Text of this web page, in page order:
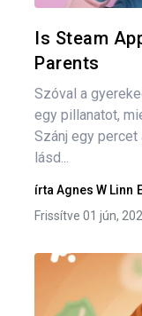
Is Steam
Parents
Szóval a
egy pillanatot,
Szánj egy
lásd...
írta Agnes W Linn
Frissítve 01 jún,